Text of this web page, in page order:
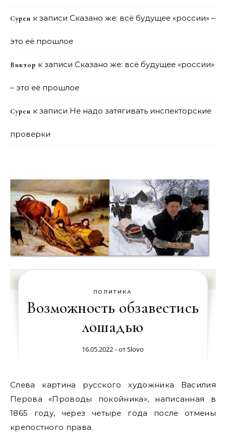
Сурен к записи Сказано же: всё будущее «россии» –
это её прошлое
Виктор к записи Сказано же: всё будущее «россии»
– это её прошлое
Сурен к записи Не надо затягивать инспекторские
проверки
ПОЛИТИКА
Возможность обзавестись
лошадью
16.05.2022 - отSlovo
Слева картина русского художника Василия
Перова «Проводы покойника», написанная в
1865 году, через четыре года после отмены
крепостного права.